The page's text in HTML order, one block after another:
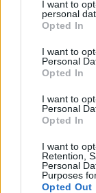
not limited to
grant or deny
use your data
consent section.
I want to
personal
Opted In
I want to
Personal
Opted In
I want to
Personal
Opted In
I want to
Retention,
Personal
Purposes
Opted Out